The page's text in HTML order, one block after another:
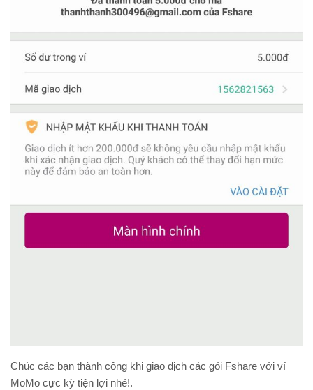
Chúc các bạn thành công khi giao dịch các gói Fshare với ví
MoMo cực kỳ tiện lợi nhé!.